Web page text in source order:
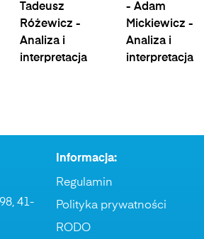
Tadeusz
Różewicz -
Analiza i
interpretacja
- Adam
Mickiewicz -
Analiza i
interpretacja
41-
Informacja:
Regulamin
Polityka prywatności
RODO